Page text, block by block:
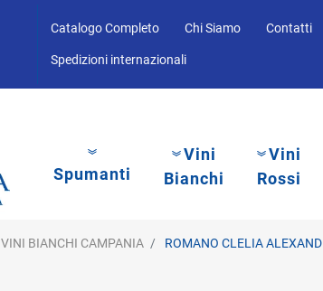
Catalogo Completo Chi Siamo Contatti
Spedizioni internazionali
Spumanti
Vini
Bianchi
Vini
Rossi
VINI BIANCHI CAMPANIA ROMANO CLELIA